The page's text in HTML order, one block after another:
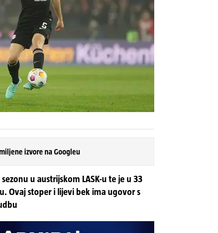
izvore na Googleu
u austrijskom LASK-u te je u 33
Ovaj stoper i lijevi bek ima ugovor s